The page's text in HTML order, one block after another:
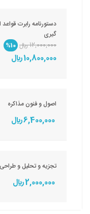
دستورنامه رابرت
گیری
12,000,000 ريال
%10
10,800,000 ريال
اصول و فنون مذاکره
6,400,000 ريال
تجزیه و تحلیل و
2,000,000 ريال